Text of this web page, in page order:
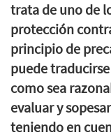
trata de uno de
protección
principio de
puede
como sea
evaluar y
teniendo en